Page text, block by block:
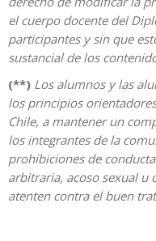
el cuerpo docente del
participantes y sin que
sustancial de los
(**) Los alumnos y las
los principios
Chile, a mantener un
los integrantes de la
prohibiciones de
arbitraria, acoso sexual u
atenten contra el buen